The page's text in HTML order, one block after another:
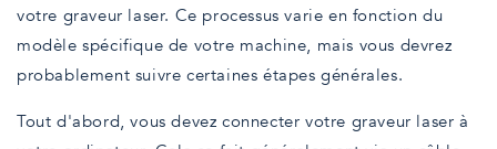
votre graveur laser. Ce processus varie en fonction du
modèle spécifique de votre machine, mais vous devrez
probablement suivre certaines étapes générales.
Tout d'abord, vous devez connecter votre graveur laser à